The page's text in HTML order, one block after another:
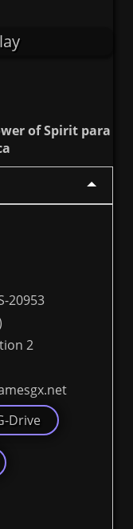
of Spirit para
20953
2
Drive